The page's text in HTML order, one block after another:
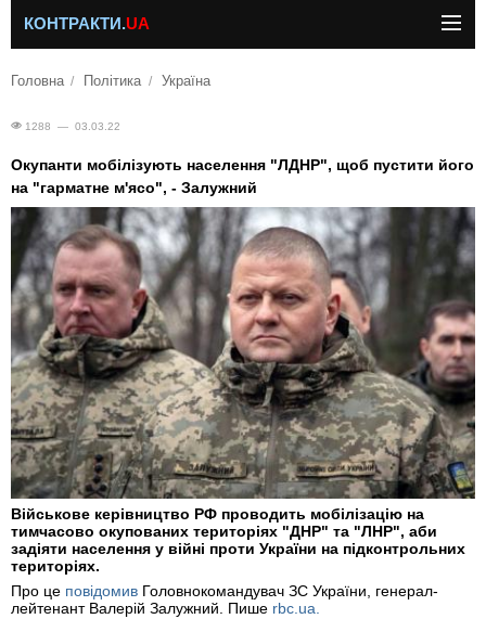
КОНТРАКТИ.UA
Головна Політика Україна
1288 — 03.03.22
Окупанти мобілізують населення "ЛДНР", щоб пустити його
на "гарматне м'ясо", - Залужний
Військове керівництво РФ проводить мобілізацію на
тимчасово окупованих територіях "ДНР" та "ЛНР", аби
задіяти населення у війні проти України на підконтрольних
територіях.
Про це повідомив Головнокомандувач ЗС України, генерал-
лейтенант Валерій Залужний. Пише rbc.ua.